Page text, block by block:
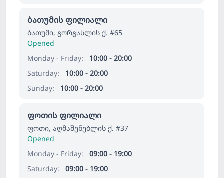
ბათუმის ფილიალი
ბათუმი, გორგასლის ქ. #65
Opened
Monday - Friday:
10:00 - 20:00
Saturday:
10:00 - 20:00
Sunday:
10:00 - 20:00
ფოთის ფილიალი
ფოთი, აღმაშენებლის ქ. #37
Opened
Monday - Friday:
09:00 - 19:00
Saturday:
09:00 - 19:00